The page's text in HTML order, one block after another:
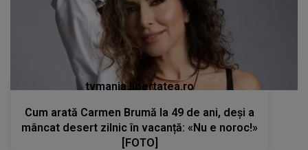
tvmania.libertatea.ro
Cum arată Carmen Brumă la 49 de ani, deși a
mâncat desert zilnic în vacanță: «Nu e noroc!»
[FOTO]